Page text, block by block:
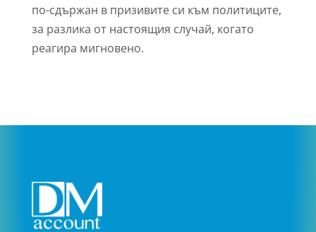
по-сдържан в призивите си към политиците,
за разлика от настоящия случай, когато
реагира мигновено.